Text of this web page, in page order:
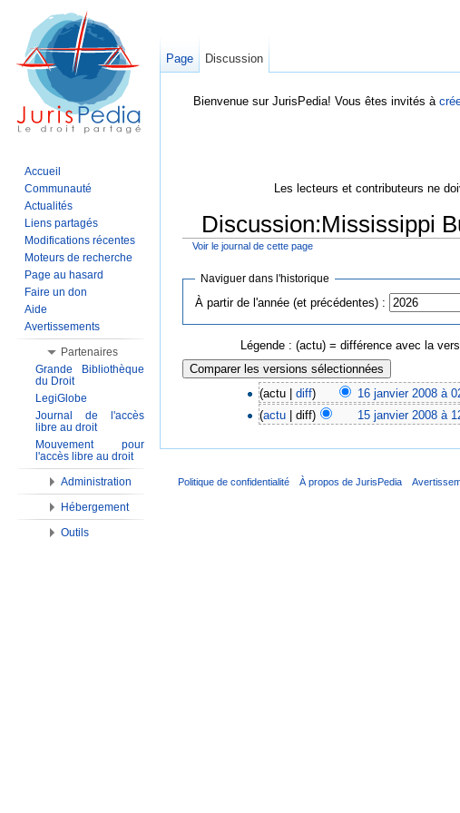
Bienvenue sur JurisPedia! Vous êtes invités à
Les lecteurs et contributeurs ne
Discussion:Mississippi
Voir le journal de cette page
Naviguer dans l'historique
À partir de l'année (et précédentes) :
Légende : (actu) = différence avec la
(actu |diff) 16 janvier 2008 à
(actu | diff) 15 janvier 2008 à
Page Discussion
Accueil
Communauté
Actualités
Liens partagés
Modifications récentes
Moteurs de recherche
Page au hasard
Faire un don
Aide
Avertissements
Partenaires
Grande Bibliothèque
du Droit
LegiGlobe
Journal de l'accès
libre au droit
Mouvement pour
l'accès libre au droit
Administration
Hébergement
Outils
Politique de confidentialité À propos de JurisPedia